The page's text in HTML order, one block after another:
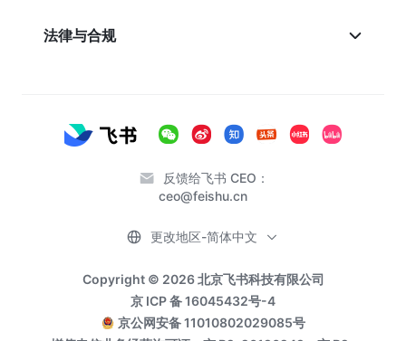
法律与合规
反馈给飞书 CEO：
ceo@feishu.cn
Copyright © 2026 北京飞书科技有限公司
京 ICP 备 16045432号-4
京公网安备 11010802029085号
更改地区-简体中文